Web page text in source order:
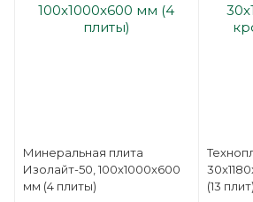
Минеральная плита
Изолайт-50, 100x1000x600
мм (4 плиты)
(13 плит)